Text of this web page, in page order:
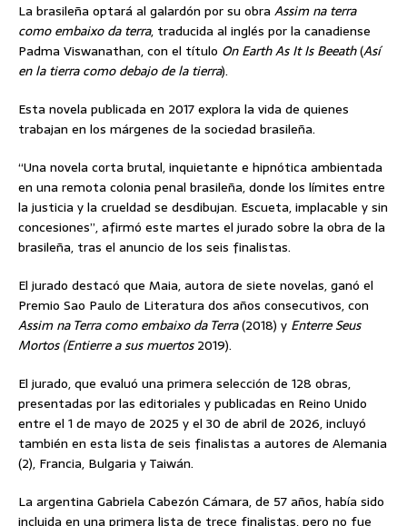
La brasileña optará al galardón por su obra Assim na terra
como embaixo da terra, traducida al inglés por la canadiense
Padma Viswanathan, con el título On Earth As It Is Beeath(Así
en la tierra como debajo de la tierra).
Esta novela publicada en 2017 explora la vida de quienes
trabajan en los márgenes de la sociedad brasileña.
“Una novela corta brutal, inquietante e hipnótica ambientada
en una remota colonia penal brasileña, donde los límites entre
la justicia y la crueldad se desdibujan. Escueta, implacable y sin
concesiones”, afirmó este martes el jurado sobre la obra de la
brasileña, tras el anuncio de los seis finalistas.
El jurado destacó que Maia, autora de siete novelas, ganó el
Premio Sao Paulo de Literatura dos años consecutivos, con
Assim na Terra como embaixo da Terra(2018) y Enterre Seus
Mortos (Entierre a sus muertos2019).
El jurado, que evaluó una primera selección de 128 obras,
presentadas por las editoriales y publicadas en Reino Unido
entre el 1 de mayo de 2025 y el 30 de abril de 2026, incluyó
también en esta lista de seis finalistas a autores de Alemania
(2), Francia, Bulgaria y Taiwán.
La argentina Gabriela Cabezón Cámara, de 57 años, había sido
incluida en una primera lista de trece finalistas, pero no fue